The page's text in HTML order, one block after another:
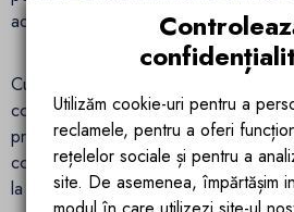
accesibila.
Cu o distanta de montare de 18 cm,
compatibil cu sistemele incastrate
practica pentru proiecte de renovare
completa a baii. Forma compacta si
la un ambient sanitar ordonat, elegant
Utilizăm cookie-uri pentru a
reclamele, pentru a oferi
rețelelor sociale și pentru a
site. De asemenea, împărtășim